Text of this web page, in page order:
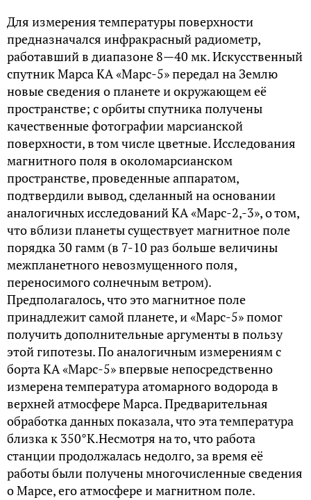
Для измерения температуры поверхности
предназначался инфракрасный радиометр,
работавший в диапазоне 8—40 мк. Искусственный
спутник Марса КА «Марс-5» передал на Землю
новые сведения о планете и окружающем её
пространстве; с орбиты спутника получены
качественные фотографии марсианской
поверхности, в том числе цветные. Исследования
магнитного поля в околомарсианском
пространстве, проведенные аппаратом,
подтвердили вывод, сделанный на основании
аналогичных исследований КА «Марс-2,-3», о том,
что вблизи планеты существует магнитное поле
порядка 30 гамм (в 7-10 раз больше величины
межпланетного невозмущенного поля,
переносимого солнечным ветром).
Предполагалось, что это магнитное поле
принадлежит самой планете, и «Марс-5» помог
получить дополнительные аргументы в пользу
этой гипотезы. По аналогичным измерениям с
борта КА «Марс-5» впервые непосредственно
измерена температура атомарного водорода в
верхней атмосфере Марса. Предварительная
обработка данных показала, что эта температура
близка к 350°К.Несмотря на то, что работа
станции продолжалась недолго, за время её
работы были получены многочисленные сведения
о Марсе, его атмосфере и магнитном поле.